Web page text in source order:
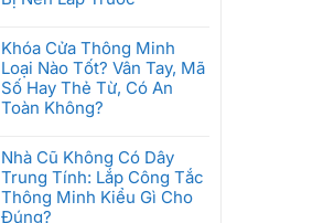
Chọn
Phù
Hợp
Ninh:
Camera
Phát
Hiện
Chuyển
Là
Tự
Bật
Nhà
Minh
Biệt
Thự:
Giải
An
Ninh
+
Tự
có
bình
luận
ở
Giải
Nhà
Thông
Minh
Khóa Cửa Thông Minh
Loại Nào Tốt? Vân Tay, Mã
Số Hay Thẻ Từ, Có An
Toàn Không?
có
bình
luận
ở
Nhà Cũ Không Có Dây
Trung Tính: Lắp Công Tắc
Thông Minh Kiểu Gì Cho
Đúng?